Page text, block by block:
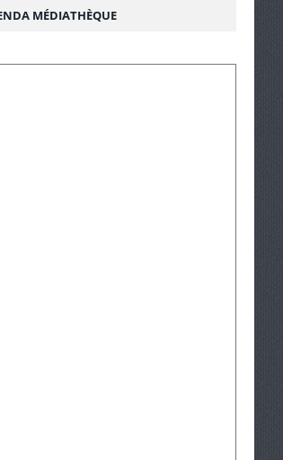
MÉDIATHÈQUE